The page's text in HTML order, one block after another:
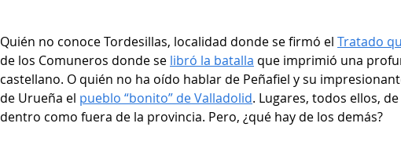
Quién no conoce Tordesillas, localidad donde se firmó el Tratado
de los Comuneros donde se libró la batalla que imprimió una
castellano. O quién no ha oído hablar de Peñafiel y su
de Urueña el pueblo “bonito” de Valladolid. Lugares, todos ellos,
dentro como fuera de la provincia. Pero, ¿qué hay de los demás?